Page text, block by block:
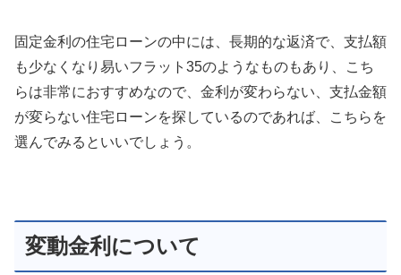
固定金利の住宅ローンの中には、 長期的な返済で、支払額
も少なくなり易いフラット35のようなものもあり、こち
らは非常におすすめなので、金利が変わらない、支払金額
が変らない住宅ローンを探しているのであれば、こちらを
選んでみるといいでしょう。
変動金利について